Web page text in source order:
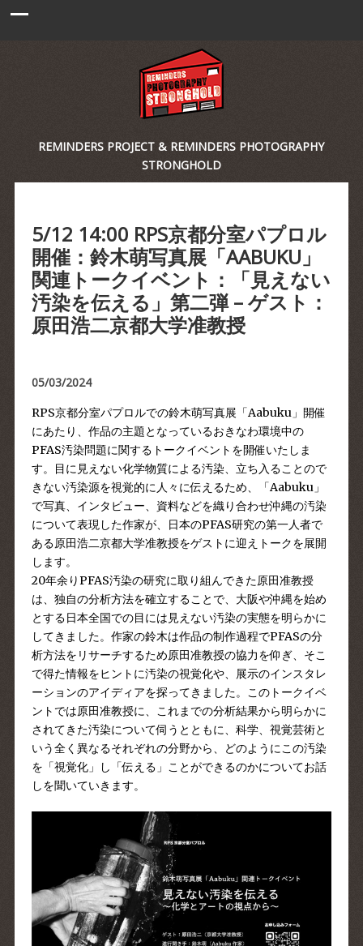
REMINDERS PROJECT & REMINDERS PHOTOGRAPHY
STRONGHOLD
5/12 14:00 RPS京都分室パプロル
開催：鈴木萌写真展「AABUKU」
関連トークイベント：「見えない
汚染を伝える」第二弾 – ゲスト：
原田浩二京都大学准教授
05/03/2024
RPS京都分室パプロルでの鈴木萌写真展「Aabuku」 開催
にあたり、作品の主題となっているおきなわ環境中の
PFAS汚染問題に関するトークイベントを開催いたしま
す。目に見えない化学物質による汚染、立ち入ることので
きない汚染源を視覚的に人々に伝えるため、「Aabuku」
で写真、インタビュー、資料などを織り合わせ沖縄の汚染
について表現した作家が、日本のPFAS研究の第一人者で
ある原田浩二京都大学准教授をゲストに迎えトークを展開
します。
20年余りPFAS汚染の研究に取り組んできた原田准教授
は、独自の分析方法を確立することで、大阪や沖縄を始め
とする日本全国での目には見えない汚染の実態を明らかに
してきました。作家の鈴木は作品の制作過程でPFASの分
析方法をリサーチするため原田准教授の協力を仰ぎ、そこ
で得た情報をヒントに汚染の視覚化や、展示のインスタレ
ーションのアイディアを探ってきました。このトークイベ
ントでは原田准教授に、これまでの分析結果から明らかに
されてきた汚染について伺うとともに、科学、視覚芸術と
いう全く異なるそれぞれの分野から、どのようにこの汚染
を「視覚化」し「伝える」ことができるのかについてお話
しを聞いていきます。